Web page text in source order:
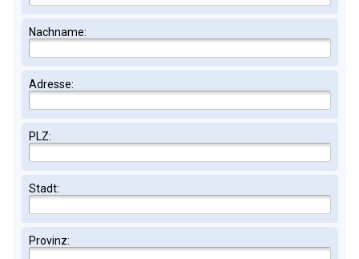
Nachname:
Adresse:
PLZ:
Stadt:
Provinz: